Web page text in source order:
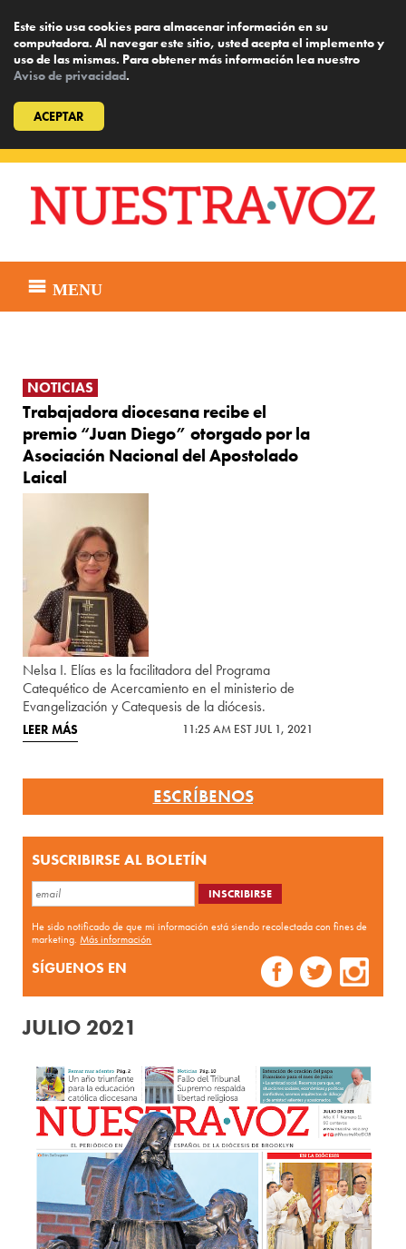
Este sitio usa cookies para almacenar información en su
computadora. Al navegar este sitio, usted acepta el implemento y
uso de las mismas. Para obtener más información lea nuestro
Aviso de privacidad.
ACEPTAR
content
MENU
NOTICIAS
Trabajadora diocesana recibe el
premio “Juan Diego” otorgado por la
Asociación Nacional del Apostolado
Laical
Nelsa I. Elías es la facilitadora del Programa
Catequético de Acercamiento en el ministerio de
Evangelización y Catequesis de la diócesis.
LEER MÁS 11:25 AM EST JUL 1, 2021
ESCRÍBENOS
SUSCRIBIRSE AL BOLETÍN
He sido notificado de que mi información está siendo recolectada con fines de
marketing.Más información
SÍGUENOS EN
JULIO 2021